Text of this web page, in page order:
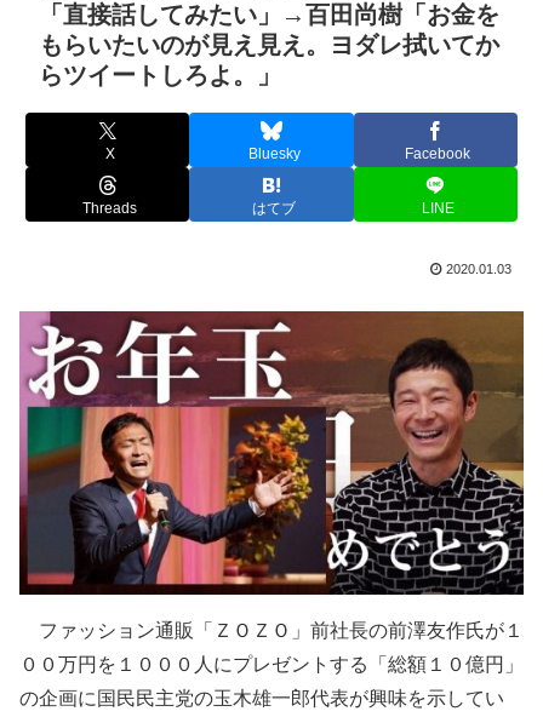
「直接話してみたい」→百田尚樹「お金を
もらいたいのが見え見え。ヨダレ拭いてか
らツイートしろよ。」
X Bluesky Facebook
Threads はてブ LINE
2020.01.03
ファッション通販「ＺＯＺＯ」前社長の前澤友作氏が１
００万円を１０００人にプレゼントする「総額１０億円」
の企画に国民民主党の玉木雄一郎代表が興味を示してい